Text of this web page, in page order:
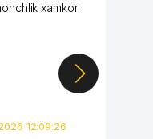
xamkor.
12:09:26